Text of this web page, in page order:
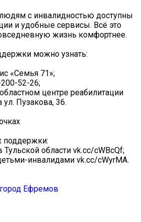
с инвалидностью доступны
и удобные сервисы. Всё это
жизнь комфортнее.
можно узнать:
«Семья 71»;
52-26;
центре реабилитации
Пузакова, 36.
поддержки:
Тульской области vk.cc/cWBcQf;
инвалидами vk.cc/cWyrMA.
Ефремов